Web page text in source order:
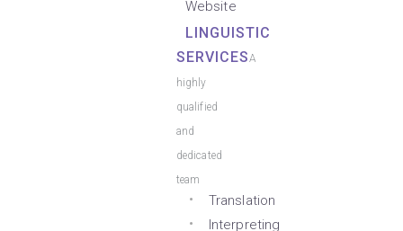
Website
LINGUISTIC
SERVICESA
highly
qualified
and
dedicated
team
Translation
Interpreting